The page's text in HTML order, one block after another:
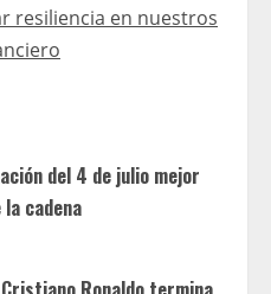
resiliencia en nuestros
del 4 de julio mejor
cadena